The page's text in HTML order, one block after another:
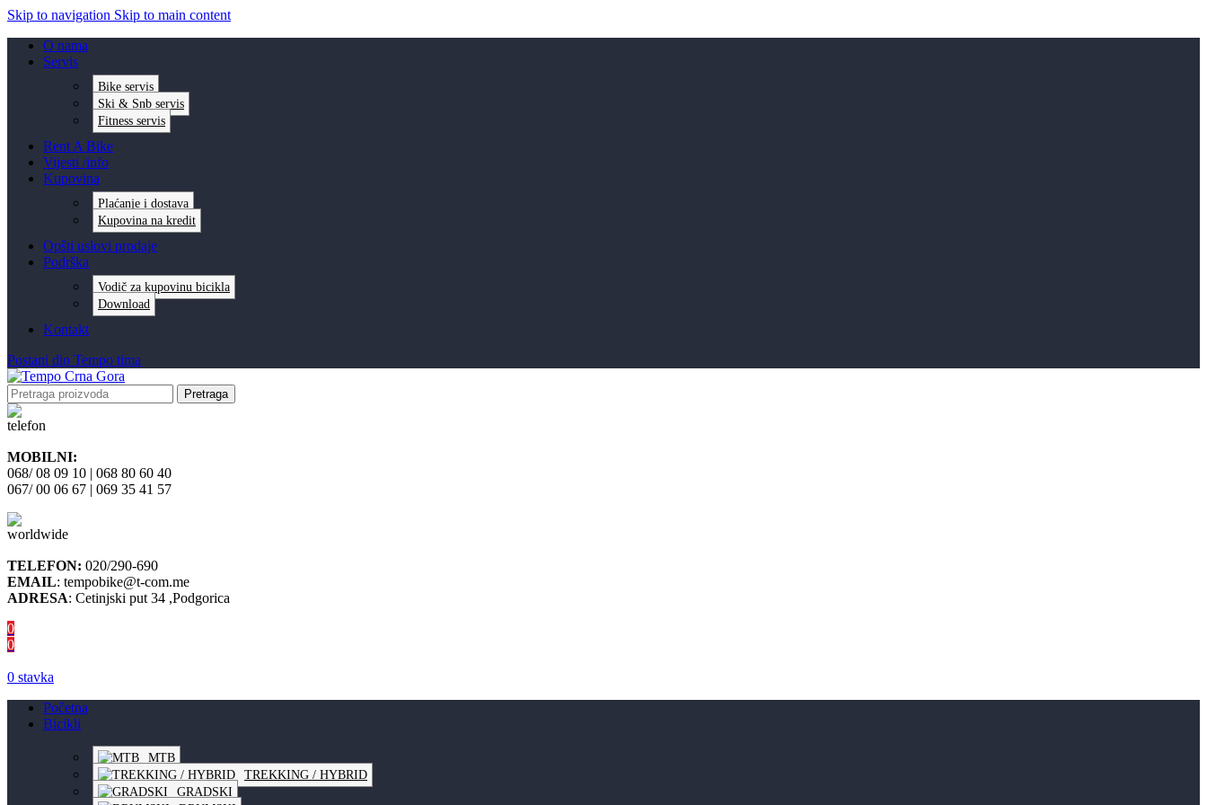
Skip to navigation Skip to main content
O nama
Servis
Bike servis
Ski & Snb servis
Fitness servis
Rent A Bike
Vijesti /info
Kupovina
Plaćanje i dostava
Kupovina na kredit
Opšti uslovi prodaje
Podrška
Vodič za kupovinu bicikla
Download
Kontakt
Postani dio Tempo tima
Pretraga
MOBILNI:
068/ 08 09 10 | 068 80 60 40
067/ 00 06 67 | 069 35 41 57
TELEFON: 020/290-690
EMAIL: tempobike@t-com.me
ADRESA: Cetinjski put 34 ,Podgorica
0
0
0 stavka
Početna
Bicikli
MTB
TREKKING / HYBRID
GRADSKI